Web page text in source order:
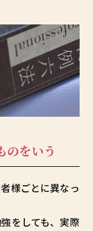
のをいう
様ごとに異なっ
をしても、実際